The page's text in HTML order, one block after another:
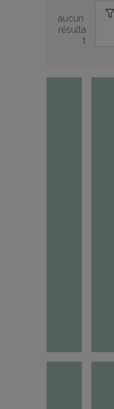
aucun
résulta
t